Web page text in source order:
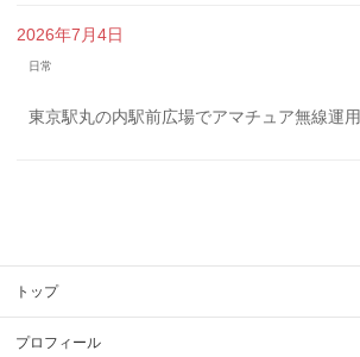
2026年7月4日
日常
東京駅丸の内駅前広場でアマチュア無線運用
トップ
プロフィール